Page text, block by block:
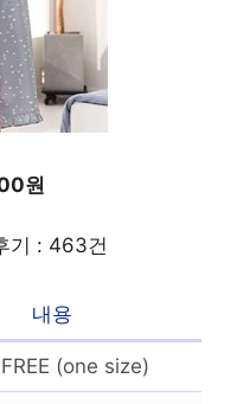
원
기 : 463건
내용
(one size)